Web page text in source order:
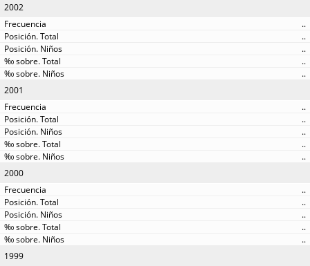
2002
..
..
..
..
..
2001
..
..
..
..
..
2000
..
..
..
..
..
1999